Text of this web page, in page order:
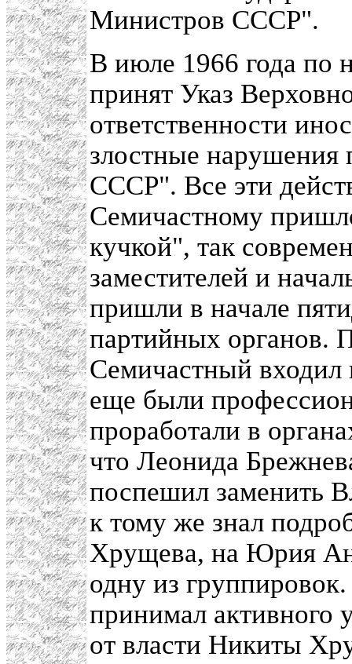
Министров СССР".
В июле 1966 года по
принят Указ
ответственности
злостные нарушения
СССР". Все эти
Семичастному
кучкой", так
заместителей и
пришли в начале
партийных органов.
Семичастный входил
еще были
проработали в
что Леонида
поспешил заменить
к тому же знал
Хрущева, на Юрия
одну из
принимал активного
от власти Никиты